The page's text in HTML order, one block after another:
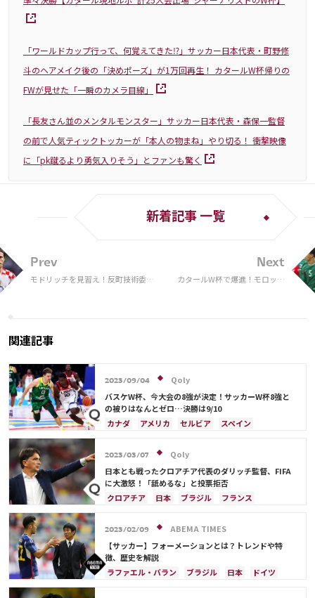
「ワールドカップ行って、何覚えてきた⁉️」サッカー日本代表・町野修
斗のヘアメイク後の「決めポーズ」が1万回再生！ カタールW杯帰りの
FWが見せた「一瞬のカメラ目線」
「長友さん並のメンタルモンスター」サッカー日本代表・森保一監督
の前で人気ティックトッカーが「本人の物まね」やり切る！ 衝撃映像
に「pk蹴るより勇気入りそう」とファンも驚く
Prev
モドリッチを見習え！反町技術委員
新着記事 一覧
Next
カタールW杯で爆進！モロッコ
関連記事
2023/09/04
Qoly
バスケW杯、今大会の8強が決定！サッカーW杯8強と
の被りはなんとゼロ…決勝は9/10
カナダ
アメリカ セルビア
スペイン
アルゼンチン
サウジアラビア
イングランド
オランダ ポルトガル モロッコ
2023/03/07
Qoly
日本とも戦ったクロアチア代表のダリッチ監督、FIFA
に大激怒！「舐めるな」と投票拒否
クロアチア
日本 ブラジル
フランス
ベルギー
イングランド
アルゼンチン
モロッコ
ルカ・モドリッチ
2023/02/09
ABEMA TIMES
【サッカー】フォーメーションとは？トレンドや特
徴、歴史を解説
ラファエル・バラン
ブラジル 日本
ドイツ